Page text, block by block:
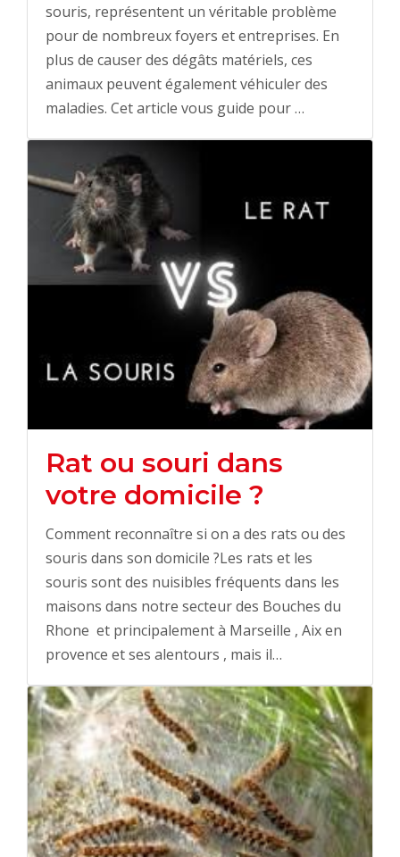
souris, représentent un véritable problème
pour de nombreux foyers et entreprises. En
plus de causer des dégâts matériels, ces
animaux peuvent également véhiculer des
maladies. Cet article vous guide pour …
Rat ou souri dans
votre domicile ?
Comment reconnaître si on a des rats ou des
souris dans son domicile ?Les rats et les
souris sont des nuisibles fréquents dans les
maisons dans notre secteur des Bouches du
Rhone et principalement à Marseille , Aix en
provence et ses alentours , mais il…